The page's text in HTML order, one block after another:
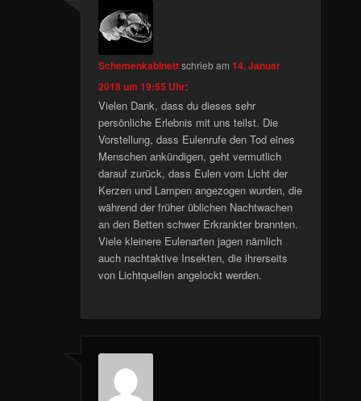
Schemenkabinettschriebam14. Januar
2018 um 19:55 Uhr:
Vielen Dank, dass du dieses sehr
persönliche Erlebnis mit uns teilst. Die
Vorstellung, dass Eulenrufe den Tod eines
Menschen ankündigen, geht vermutlich
darauf zurück, dass Eulen vom Licht der
Kerzen und Lampen angezogen wurden, die
während der früher üblichen Nachtwachen
an den Betten schwer Erkrankter brannten.
Viele kleinere Eulenarten jagen nämlich
auch nachtaktive Insekten, die ihrerseits
von Lichtquellen angelockt werden.